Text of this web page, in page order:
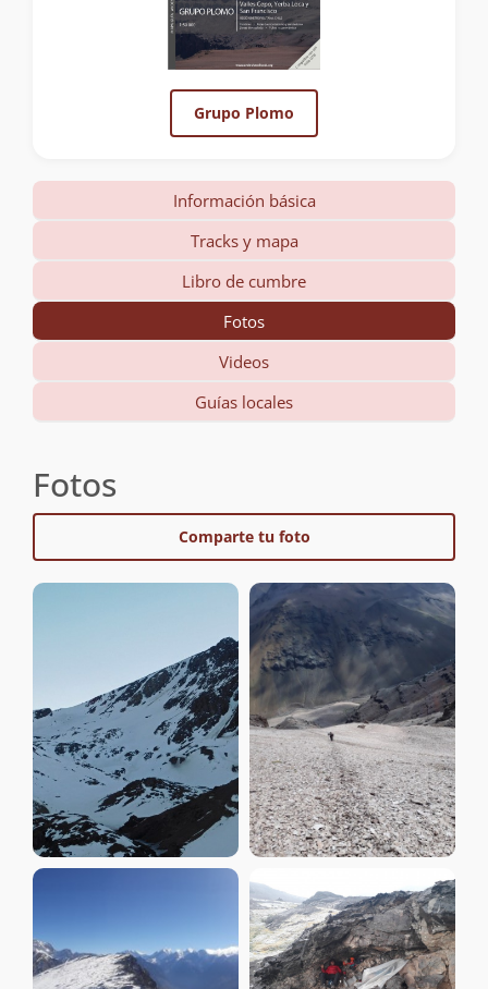
Grupo Plomo
Información básica
Tracks y mapa
Libro de cumbre
Fotos
Videos
Guías locales
Fotos
Comparte tu foto